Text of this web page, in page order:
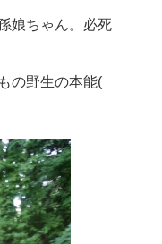
娘ちゃん。必死
の野生の本能(